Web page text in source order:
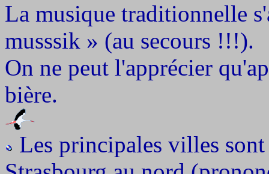
La musique traditionnelle
musssik » (au secours !!!).
On ne peut l'apprécier
bière.
Les principales villes